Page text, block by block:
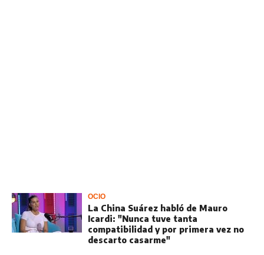
OCIO
La China Suárez habló de Mauro
Icardi: "Nunca tuve tanta
compatibilidad y por primera vez no
descarto casarme"